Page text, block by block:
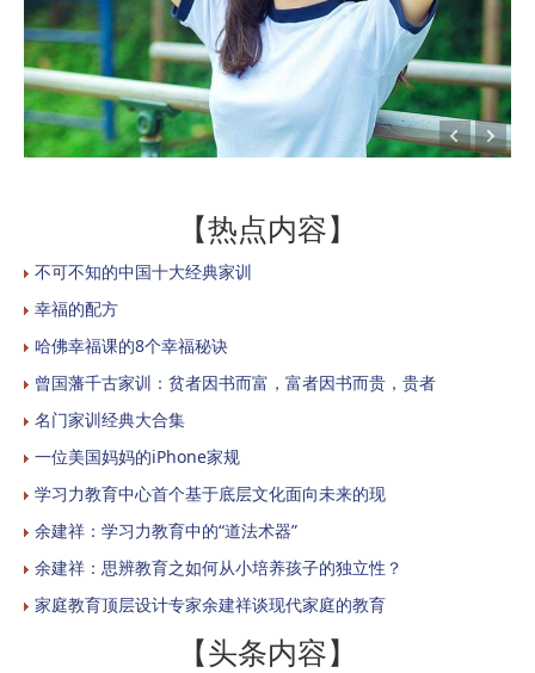
【热点内容】
不可不知的中国十大经典家训
幸福的配方
哈佛幸福课的8个幸福秘诀
曾国藩千古家训：贫者因书而富，富者因书而贵，贵者
名门家训经典大合集
一位美国妈妈的iPhone家规
学习力教育中心首个基于底层文化面向未来的现
余建祥：学习力教育中的“道法术器”
余建祥：思辨教育之如何从小培养孩子的独立性？
家庭教育顶层设计专家余建祥谈现代家庭的教育
【头条内容】